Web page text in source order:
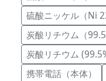
硫酸ニッケル（Ni
炭酸リチウム（
炭酸リチウム
携帯電話（本体）